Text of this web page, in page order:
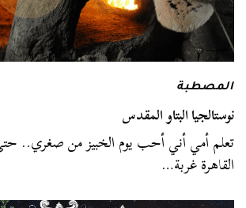
المصطبة
نوستالجيا البتاو المقدس
القاهرة غربة…